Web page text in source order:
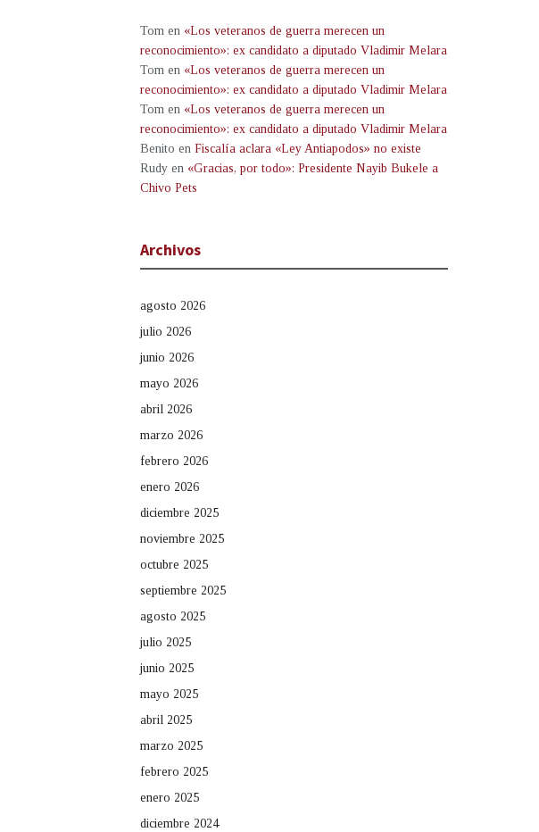
Tom en «Los veteranos de guerra merecen un
reconocimiento»: ex candidato a diputado Vladimir Melara
Tom en «Los veteranos de guerra merecen un
reconocimiento»: ex candidato a diputado Vladimir Melara
Tom en «Los veteranos de guerra merecen un
reconocimiento»: ex candidato a diputado Vladimir Melara
Benito en Fiscalía aclara «Ley Antiapodos» no existe
Rudy en «Gracias, por todo»: Presidente Nayib Bukele a
Chivo Pets
Archivos
agosto 2026
julio 2026
junio 2026
mayo 2026
abril 2026
marzo 2026
febrero 2026
enero 2026
diciembre 2025
noviembre 2025
octubre 2025
septiembre 2025
agosto 2025
julio 2025
junio 2025
mayo 2025
abril 2025
marzo 2025
febrero 2025
enero 2025
diciembre 2024